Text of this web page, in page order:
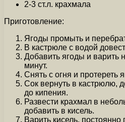
2-3 ст.л. крахмала
Приготовление:
Ягоды промыть и
В кастрюле с водой
Добавить ягоды и варить
минут.
Снять с огня и протереть
Сок вернуть в кастрюлю,
до кипения.
Развести крахмал в
добавить в кисель.
Варить кисель,